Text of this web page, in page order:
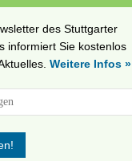
des Stuttgarter
informiert Sie kostenlos
Weitere Infos »